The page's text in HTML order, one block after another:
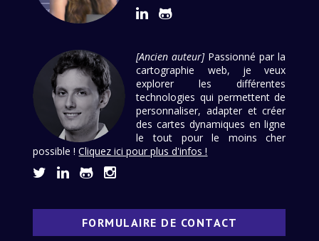
[Ancien auteur]Passionné par la
cartographie web, je veux
explorer les différentes
technologies qui permettent de
personnaliser, adapter et créer
des cartes dynamiques en ligne
le tout pour le moins cher
possible !Cliquez ici pour plus d'infos !
FORMULAIRE DE CONTACT